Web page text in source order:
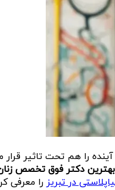
را هم تحت تاثیر
بهترین دکتر فوق تخصص زنان
در تبریز را معرفی